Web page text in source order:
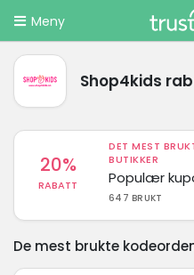
Meny
Shop4kids
20%
RABATT
DET MEST
BUTIKKER
Populær
647 BRUKT
De mest brukte